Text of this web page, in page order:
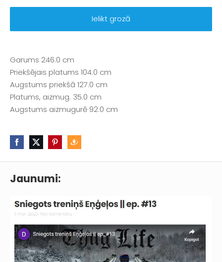
Jaunumi:
Ielikt grozā
Garums 246.0 cm
Priekšējais platums 104.0 cm
Augstums priekšā 127.0 cm
Platums, aizmug. 35.0 cm
Augstums aizmugurē 92.0 cm